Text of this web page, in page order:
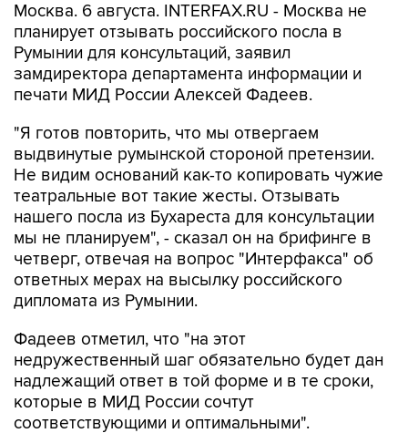
Москва. 6 августа. INTERFAX.RU - Москва не
планирует отзывать российского посла в
Румынии для консультаций, заявил
замдиректора департамента информации и
печати МИД России Алексей Фадеев.
"Я готов повторить, что мы отвергаем
выдвинутые румынской стороной претензии.
Не видим оснований как-то копировать чужие
театральные вот такие жесты. Отзывать
нашего посла из Бухареста для консультации
мы не планируем", - сказал он на брифинге в
четверг, отвечая на вопрос "Интерфакса" об
ответных мерах на высылку российского
дипломата из Румынии.
Фадеев отметил, что "на этот
недружественный шаг обязательно будет дан
надлежащий ответ в той форме и в те сроки,
которые в МИД России сочтут
соответствующими и оптимальными".